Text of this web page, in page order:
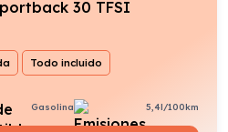
Todo incluido
Gasolina 5,4l/100km